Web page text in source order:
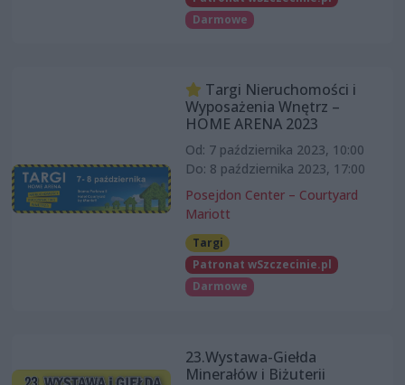
Darmowe
Targi Nieruchomości i
Wyposażenia Wnętrz –
HOME ARENA 2023
Od: 7 października 2023, 10:00
Do: 8 października 2023, 17:00
Posejdon Center – Courtyard
Mariott
Targi
Patronat wSzczecinie.pl
Darmowe
23.Wystawa-Giełda
Minerałów i Biżuterii